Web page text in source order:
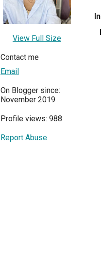
View Full Size
Contact me
Email
On Blogger since:
November 2019
Profile views: 988
Report Abuse